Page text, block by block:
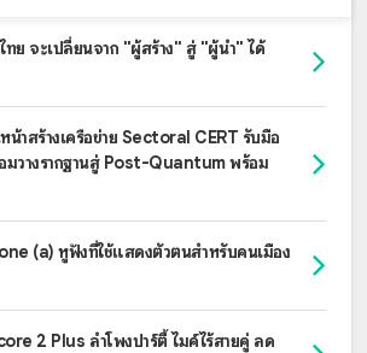
ทย จะเปลี่ยนจาก "ผู้สร้าง" สู่ "ผู้นำ" ได้
น้าสร้างเครือข่าย Sectoral CERT รับมือ
มวางรากฐานสู่ Post-Quantum พร้อม
(a) หูฟังที่ใช้แสดงตัวตนสำหรับคนเมือง
2 Plus ลำโพงปาร์ตี้ ไมค์ไร้สายคู่ ลด